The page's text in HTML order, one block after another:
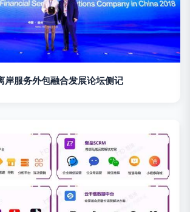
岸服务外包融合发展论坛侧记